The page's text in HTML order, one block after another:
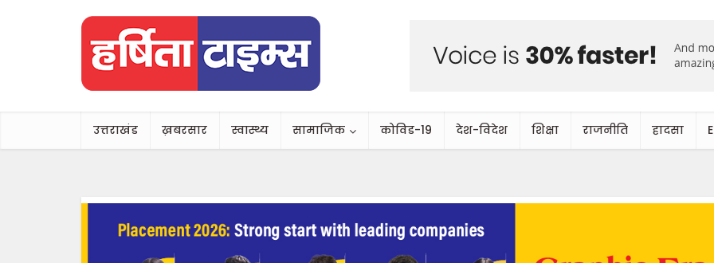
उत्तराखंड ख़बरसार स्वास्थ्य सामाजिक कोविड-19 देश-विदेश शिक्षा राजनीति हादसा